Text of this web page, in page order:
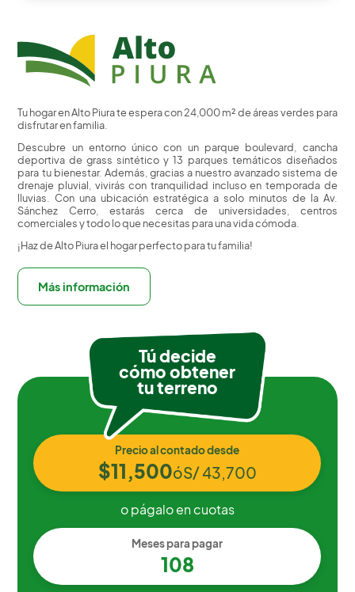
Tu hogar en Alto Piura te espera con 24,000 m² de áreas verdes para
disfrutar en familia.
Descubre un entorno único con un parque boulevard, cancha
deportiva de grass sintético y 13 parques temáticos diseñados
para tu bienestar. Además, gracias a nuestro avanzado sistema de
drenaje pluvial, vivirás con tranquilidad incluso en temporada de
lluvias. Con una ubicación estratégica a solo minutos de la Av.
Sánchez Cerro, estarás cerca de universidades, centros
comerciales y todo lo que necesitas para una vida cómoda.
¡Haz de Alto Piura el hogar perfecto para tu familia!
Más información
Tú decide
cómo obtener
tu terreno
Precio al contado desde
$11,500óS/ 43,700
o págalo en cuotas
Meses para pagar
108